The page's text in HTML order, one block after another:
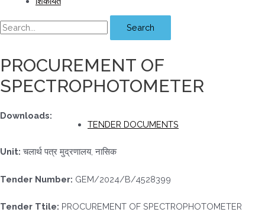
Search
PROCUREMENT OF
SPECTROPHOTOMETER
Downloads:
TENDER DOCUMENTS
Unit: चलार्थ पत्र मुद्रणालय, नासिक
Tender Number: GEM/2024/B/4528399
Tender Ttile: PROCUREMENT OF SPECTROPHOTOMETER